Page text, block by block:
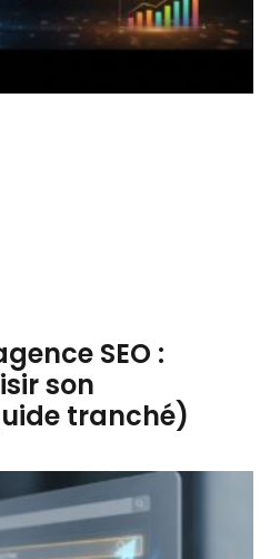
SEO :
son
tranché)